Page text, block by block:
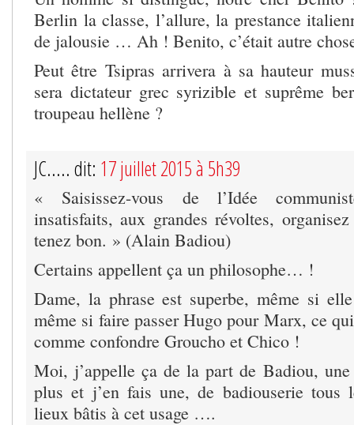
Berlin la classe, l’allure, la prestance
de jalousie … Ah ! Benito, c’était autre
Peut être Tsipras arrivera à sa hauteur
sera dictateur grec syrizible et suprême
troupeau hellène ?
JC..... dit: 17 juillet 2015 à 5h39
« Saisissez-vous de l’Idée
insatisfaits, aux grandes révoltes,
tenez bon. » (Alain Badiou)
Certains appellent ça un philosophe… !
Dame, la phrase est superbe, même si
même si faire passer Hugo pour Marx, ce
comme confondre Groucho et Chico !
Moi, j’appelle ça de la part de Badiou,
plus et j’en fais une, de badiouserie tous
lieux bâtis à cet usage ….